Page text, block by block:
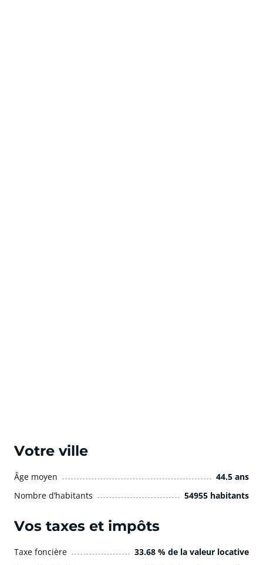
Votre ville
Âge moyen
44.5 ans
Nombre d’habitants
54955 habitants
Vos taxes et impôts
Taxe foncière
33.68 % de la valeur locative